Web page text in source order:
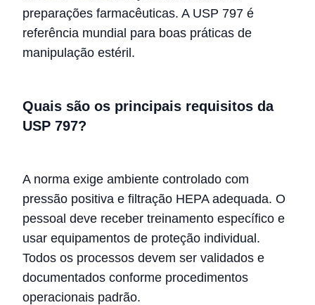
preparações farmacêuticas. A USP 797 é
referência mundial para boas práticas de
manipulação estéril.
Quais são os principais requisitos da
USP 797?
A norma exige ambiente controlado com
pressão positiva e filtração HEPA adequada. O
pessoal deve receber treinamento específico e
usar equipamentos de proteção individual.
Todos os processos devem ser validados e
documentados conforme procedimentos
operacionais padrão.